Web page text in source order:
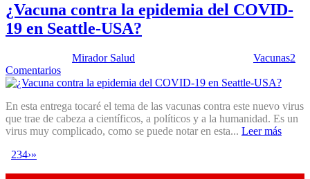
¿Vacuna contra la epidemia del COVID-
19 en Seattle-USA?
Mirador Salud Vacunas2
Comentarios
En esta entrega tocaré el tema de las vacunas contra este nuevo virus
que trae de cabeza a científicos, a políticos y a la humanidad. Es un
virus muy complicado, como se puede notar en esta... Leer más
234›»